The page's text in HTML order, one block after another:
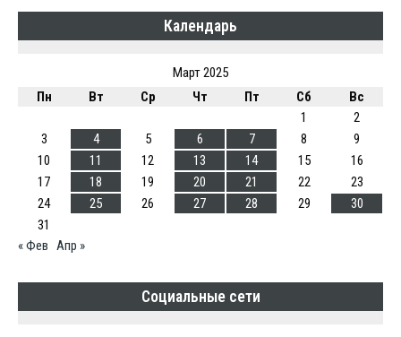
Календарь
Март 2025
Пн
Вт Ср Чт Пт Сб
Вс
1
2
3
4 5 6 7 8
9
10
11 12 13 14 15
16
17
18 19 20 21 22
23
24
25 26 27 28 29
30
31
« Фев
Апр »
Социальные сети